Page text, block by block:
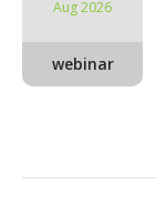
Aug 2026
webinar